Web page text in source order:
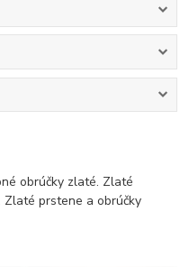
obrúčky zlaté. Zlaté
Zlaté prstene a obrúčky